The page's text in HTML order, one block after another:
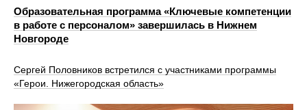
Образовательная программа «Ключевые компетенции
в работе с персоналом» завершилась в Нижнем
Новгороде
Сергей Половников встретился с участниками программы
«Герои. Нижегородская область»